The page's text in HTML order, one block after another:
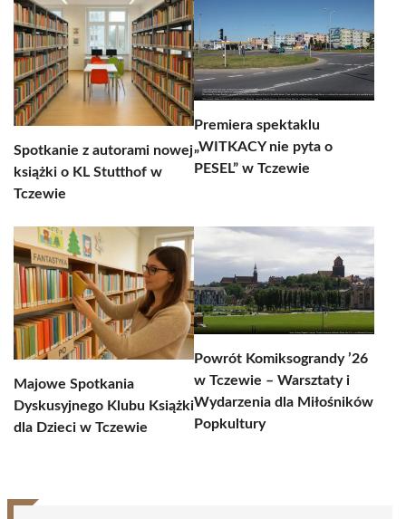
Spotkanie z autorami nowej
książki o KL Stutthof w
Tczewie
Premiera spektaklu
„WITKACY nie pyta o
PESEL” w Tczewie
Majowe Spotkania
Dyskusyjnego Klubu Książki
dla Dzieci w Tczewie
Powrót Komiksograndy ’26
w Tczewie – Warsztaty i
Wydarzenia dla Miłośników
Popkultury